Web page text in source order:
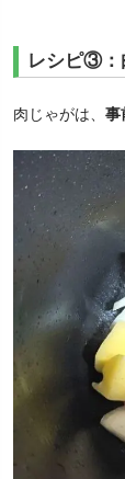
レシピ③：
肉じゃがは、 事